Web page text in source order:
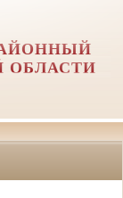
ОБЛАСТИ